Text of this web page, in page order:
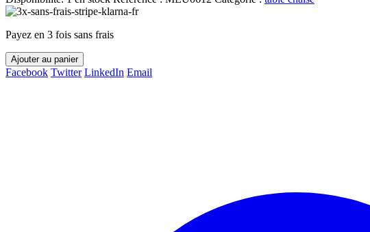
Payez en 3 fois sans frais
Ajouter au panier
Facebook Twitter LinkedIn Email